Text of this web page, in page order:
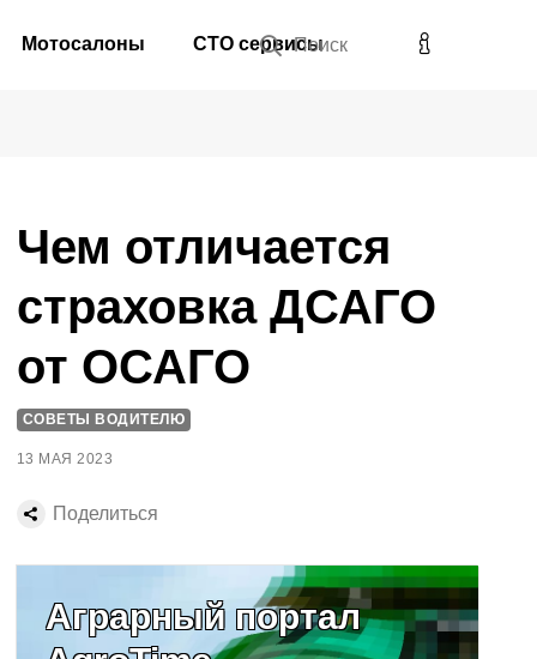
Мотосалоны СТО сервисы
Поиск
Чем отличается
страховка ДСАГО
от ОСАГО
СОВЕТЫ ВОДИТЕЛЮ
13 МАЯ 2023
Поделиться
Аграрный портал